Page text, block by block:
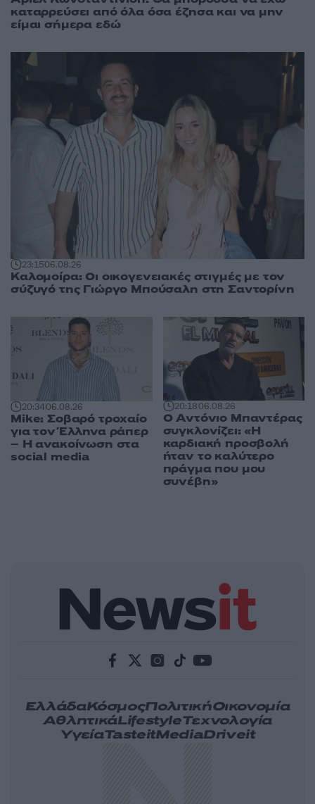
καταρρεύσει από όλα όσα έζησα και να μην
είμαι σήμερα εδώ
23:1506.08.26
Καλομοίρα: Οι οικογενειακές στιγμές με τον
σύζυγό της Γιώργο Μπούσαλη στη Σαντορίνη
20:3406.08.26
Mike: Σοβαρό τροχαίο
για τον Έλληνα ράπερ
– Η ανακοίνωση στα
social media
20:1806.08.26
Ο Αντόνιο Μπαντέρας
συγκλονίζει: «Η
καρδιακή προσβολή
ήταν το καλύτερο
πράγμα που μου
συνέβη»
ΕλλάδαΚόσμοςΠολιτικήΟικονομία
ΑθλητικάLifestyleΤεχνολογία
ΥγείαTasteitMediaDriveit